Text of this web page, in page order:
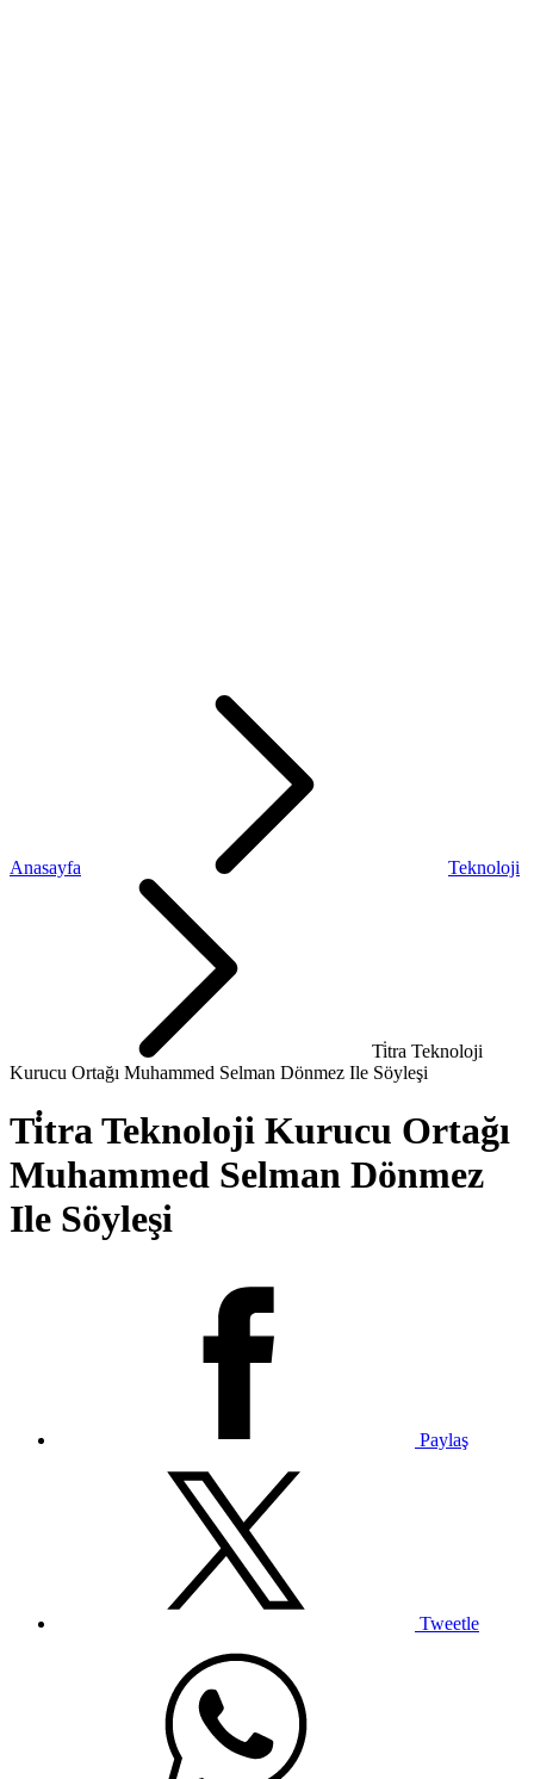
Anasayfa Teknoloji
Ti̇tra Teknoloji
Kurucu Ortağı Muhammed Selman Dönmez Ile Söyleşi
Ti̇tra Teknoloji Kurucu Ortağı
Muhammed Selman Dönmez
Ile Söyleşi
Paylaş
Tweetle